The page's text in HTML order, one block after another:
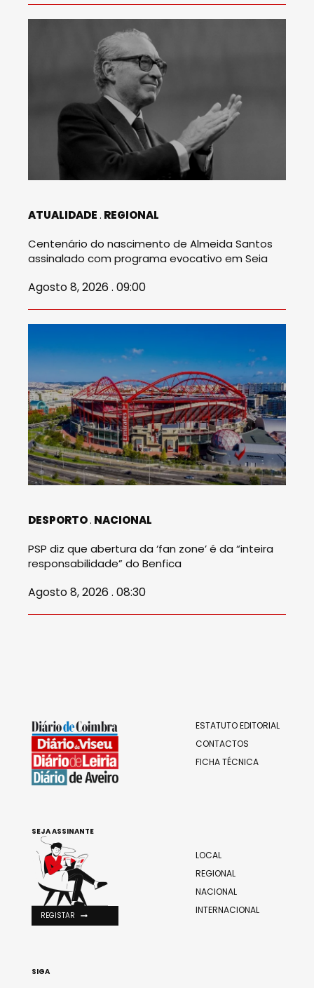
ATUALIDADE REGIONAL
Centenário do nascimento de Almeida Santos
assinalado com programa evocativo em Seia
Agosto 8, 2026 . 09:00
DESPORTO NACIONAL
PSP diz que abertura da ‘fan zone’ é da “inteira
responsabilidade” do Benfica
Agosto 8, 2026 . 08:30
ESTATUTO EDITORIAL
CONTACTOS
FICHA TÉCNICA
LOCAL
REGIONAL
NACIONAL
INTERNACIONAL
SEJA ASSINANTE
REGISTAR
SIGA